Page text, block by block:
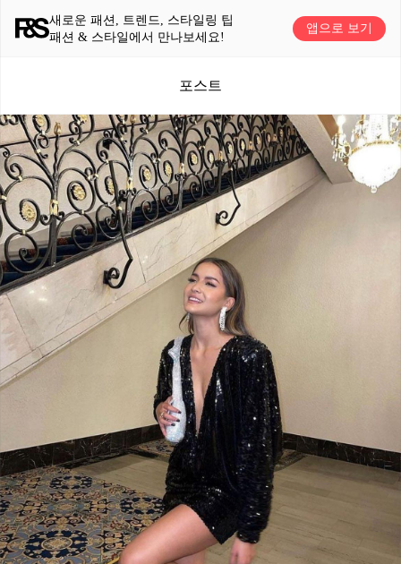
새로운 패션, 트렌드, 스타일링 팁
패션 & 스타일에서 만나보세요!
앱으로 보기
포스트